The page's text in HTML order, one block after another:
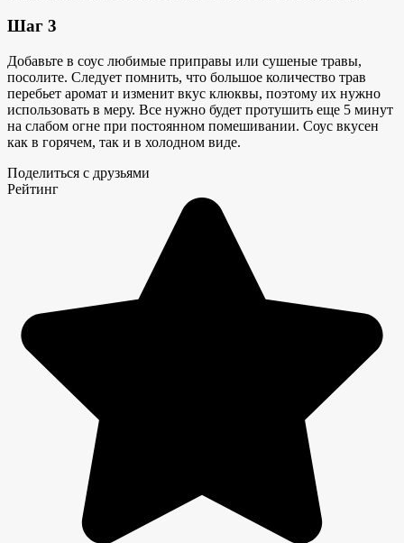
Шаг 3
Добавьте в соус любимые приправы или сушеные травы,
посолите. Следует помнить, что большое количество трав
перебьет аромат и изменит вкус клюквы, поэтому их нужно
использовать в меру. Все нужно будет протушить еще 5 минут
на слабом огне при постоянном помешивании. Соус вкусен
как в горячем, так и в холодном виде.
Поделиться с друзьями
Рейтинг